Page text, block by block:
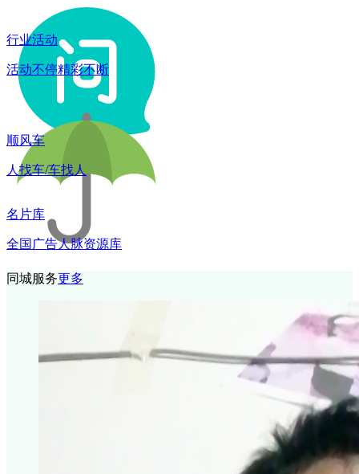
行业活动
活动不停精彩不断
顺风车
人找车/车找人
名片库
全国广告人脉资源库
同城服务更多